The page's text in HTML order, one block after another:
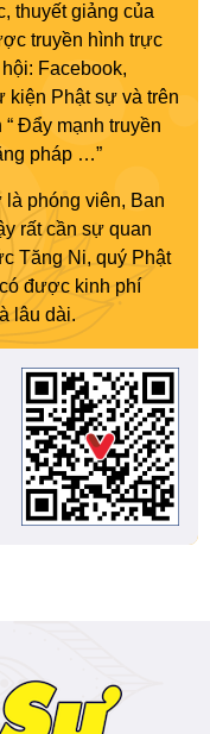
thuyết giảng của
truyền hình trực
Facebook,
kiện Phật sự và trên
Đẩy mạnh truyền
pháp …”
phóng viên, Ban
rất cần sự quan
Tăng Ni, quý Phật
được kinh phí
lâu dài.